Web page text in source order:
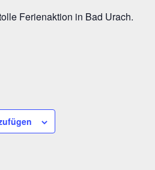
Ferienaktion in Bad Urach.